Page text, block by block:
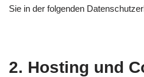
Sie in der folgenden
2. Hosting und